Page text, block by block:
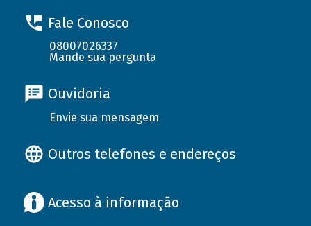
Fale Conosco
08007026337
Mande sua pergunta
Ouvidoria
Envie sua mensagem
Outros telefones e endereços
Acesso à informação